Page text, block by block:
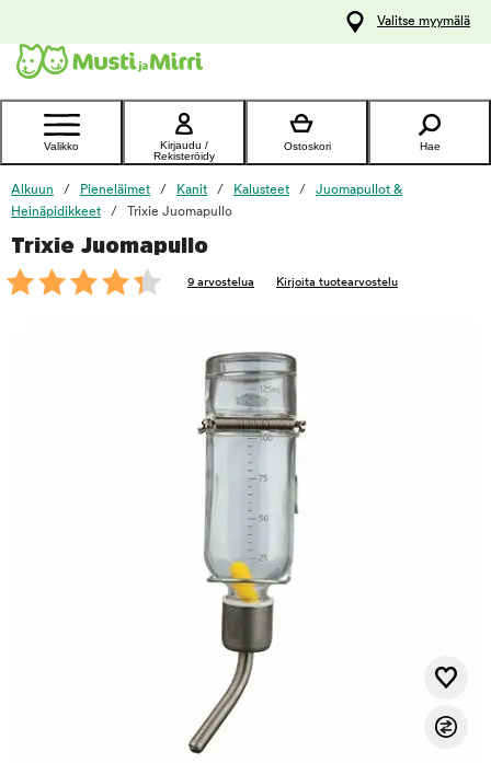
Ota yhteyttä
asiakaspalveluun
Valitse myymälä
Valikko
Kirjaudu /
Rekisteröidy
Ostoskori Hae
Alkuun Pieneläimet Kanit Kalusteet
Juomapullot &
Heinäpidikkeet
Trixie Juomapullo
Trixie Juomapullo
9 arvostelua Kirjoita tuotearvostelu
foo